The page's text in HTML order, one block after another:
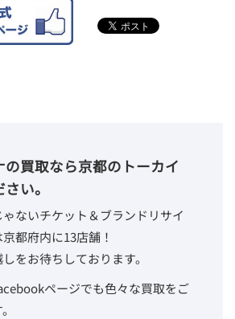
買取なら京都のトーカイ
い。
ないチケット＆ブランドリサイ
都府内に13店舗！
をお待ちしております。
ページでも色々な買取をご